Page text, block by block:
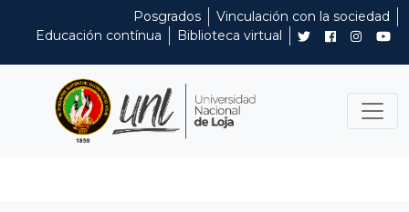
Posgrados
Vinculación con la sociedad
Educación contínua
Biblioteca virtual